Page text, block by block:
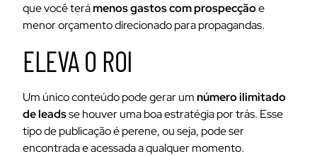
que você terámenos gastos com prospecçãoe
menor orçamento direcionado para propagandas.
ELEVA O ROI
Um único conteúdo pode gerar umnúmero ilimitado
de leadsse houver uma boa estratégia por trás. Esse
tipo de publicação é perene, ou seja, pode ser
encontrada e acessada a qualquer momento.